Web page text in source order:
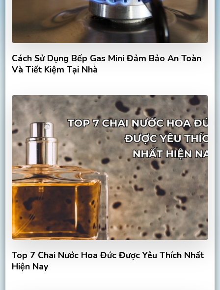
Cách Sử Dụng Bếp Gas Mini Đảm Bảo An Toàn
Và Tiết Kiệm Tại Nhà
Top 7 Chai Nước Hoa Đức Được Yêu Thích Nhất
Hiện Nay